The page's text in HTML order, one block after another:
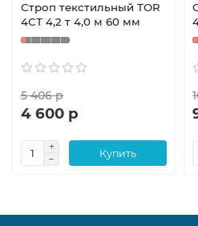
Строп текстильный TOR
4СТ 4,2 т 4,0 м 60 мм
5 406 р
4 600 р
Купить